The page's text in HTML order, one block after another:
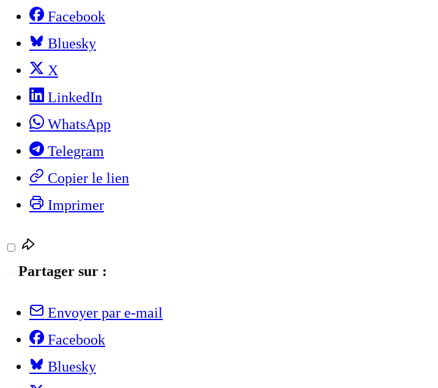
Facebook
Bluesky
X
LinkedIn
WhatsApp
Telegram
Copier le lien
Imprimer
Partager sur :
Envoyer par e-mail
Facebook
Bluesky